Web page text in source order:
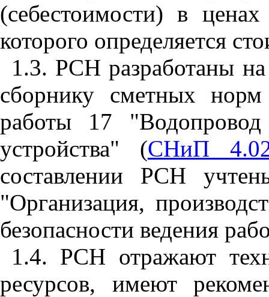
(себестоимости) в
которого определяется
1.3. РСН разработаны
сборнику сметных
работы 17
устройства" (СНиП
составлении РСН
"Организация,
безопасности ведения
1.4. РСН отражают
ресурсов, имеют